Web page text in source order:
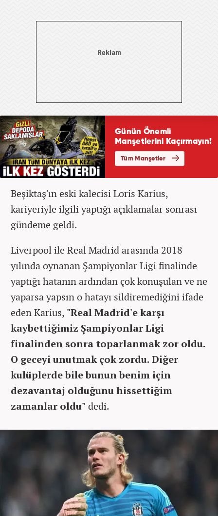
Beşiktaş'ın eski kalecisi Loris Karius,
kariyeriyle ilgili yaptığı açıklamalar sonrası
gündeme geldi.
Liverpool ile Real Madrid arasında 2018
yılında oynanan Şampiyonlar Ligi finalinde
yaptığı hatanın ardından çok konuşulan ve ne
yaparsa yapsın o hatayı sildiremediğini ifade
eden Karius, "Real Madrid'e karşı
kaybettiğimiz Şampiyonlar Ligi
finalinden sonra toparlanmak zor oldu.
O geceyi unutmak çok zordu. Diğer
kulüplerde bile bunun benim için
dezavantaj olduğunu hissettiğim
zamanlar oldu" dedi.